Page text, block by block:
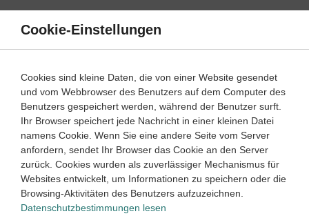
Direkt
Inhalt
Klassenarbeit
Geschichte 9. ‐ 10. Klasse
Der Weg in den Zweiten Weltkrieg (2)
Dauer: 45 Minuten
Empfohlen von
Tutorin Noemi
Cookie-Einstellungen
Cookies sind kleine Daten, die von einer Website gesendet
und vom Webbrowser des Benutzers auf dem Computer des
Benutzers gespeichert werden, während der Benutzer surft.
Ihr Browser speichert jede Nachricht in einer kleinen Datei
namens Cookie. Wenn Sie eine andere Seite vom Server
anfordern, sendet Ihr Browser das Cookie an den Server
zurück. Cookies wurden als zuverlässiger Mechanismus für
Websites entwickelt, um Informationen zu speichern oder die
Browsing-Aktivitäten des Benutzers aufzuzeichnen.
Datenschutzbestimmungen lesen